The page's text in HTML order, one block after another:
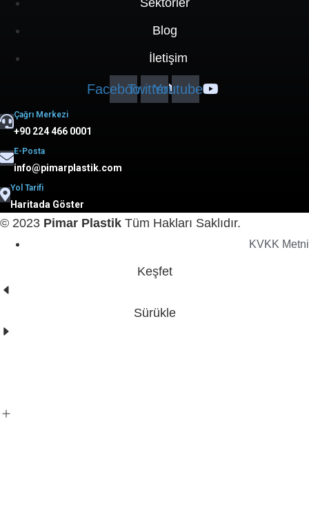
Sektörler
Blog
İletişim
FacebookTwitterYoutube
Çağrı Merkezi
+90 224 466 0001
E-Posta
info@pimarplastik.com
Yol Tarifi
Haritada Göster
© 2023 Pimar Plastik Tüm Hakları Saklıdır.
KVKK Metni
Keşfet
Sürükle